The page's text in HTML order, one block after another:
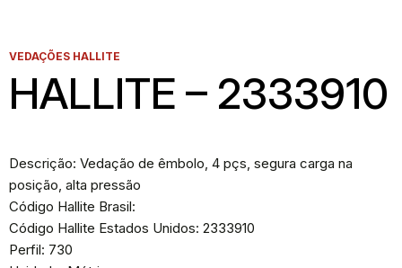
VEDAÇÕES HALLITE
HALLITE – 2333910
Descrição: Vedação de êmbolo, 4 pçs, segura carga na
posição, alta pressão
Código Hallite Brasil:
Código Hallite Estados Unidos: 2333910
Perfil: 730